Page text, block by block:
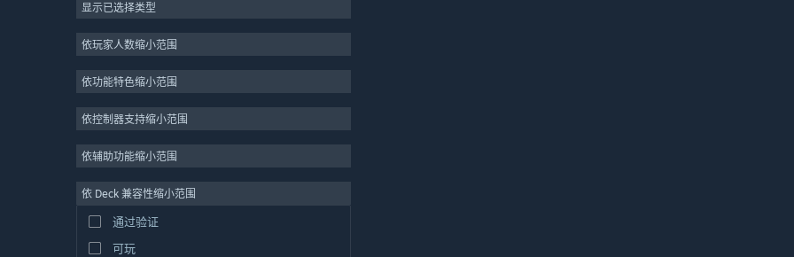
大型多人在线
独立
休闲
模拟
视频制作
照片编辑
显示已选择类型
依玩家人数缩小范围
依功能特色缩小范围
依控制器支持缩小范围
依辅助功能缩小范围
依 Deck 兼容性缩小范围
通过验证
可玩